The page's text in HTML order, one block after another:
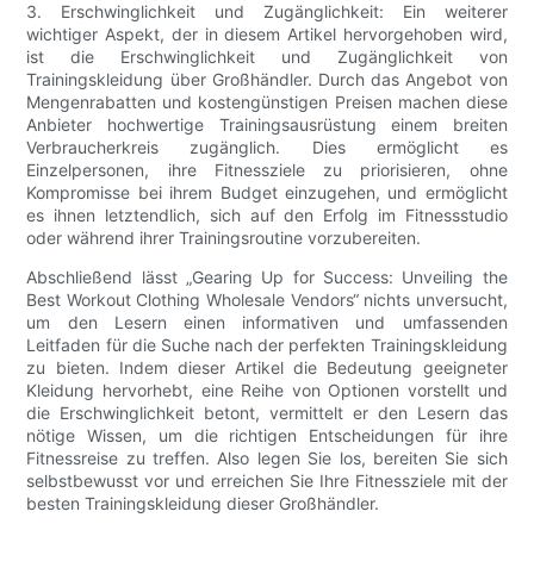
3. Erschwinglichkeit und Zugänglichkeit: Ein weiterer
wichtiger Aspekt, der in diesem Artikel hervorgehoben wird,
ist die Erschwinglichkeit und Zugänglichkeit von
Trainingskleidung über Großhändler. Durch das Angebot von
Mengenrabatten und kostengünstigen Preisen machen diese
Anbieter hochwertige Trainingsausrüstung einem breiten
Verbraucherkreis zugänglich. Dies ermöglicht es
Einzelpersonen, ihre Fitnessziele zu priorisieren, ohne
Kompromisse bei ihrem Budget einzugehen, und ermöglicht
es ihnen letztendlich, sich auf den Erfolg im Fitnessstudio
oder während ihrer Trainingsroutine vorzubereiten.
Abschließend lässt „Gearing Up for Success: Unveiling the
Best Workout Clothing Wholesale Vendors“ nichts unversucht,
um den Lesern einen informativen und umfassenden
Leitfaden für die Suche nach der perfekten Trainingskleidung
zu bieten. Indem dieser Artikel die Bedeutung geeigneter
Kleidung hervorhebt, eine Reihe von Optionen vorstellt und
die Erschwinglichkeit betont, vermittelt er den Lesern das
nötige Wissen, um die richtigen Entscheidungen für ihre
Fitnessreise zu treffen. Also legen Sie los, bereiten Sie sich
selbstbewusst vor und erreichen Sie Ihre Fitnessziele mit der
besten Trainingskleidung dieser Großhändler.